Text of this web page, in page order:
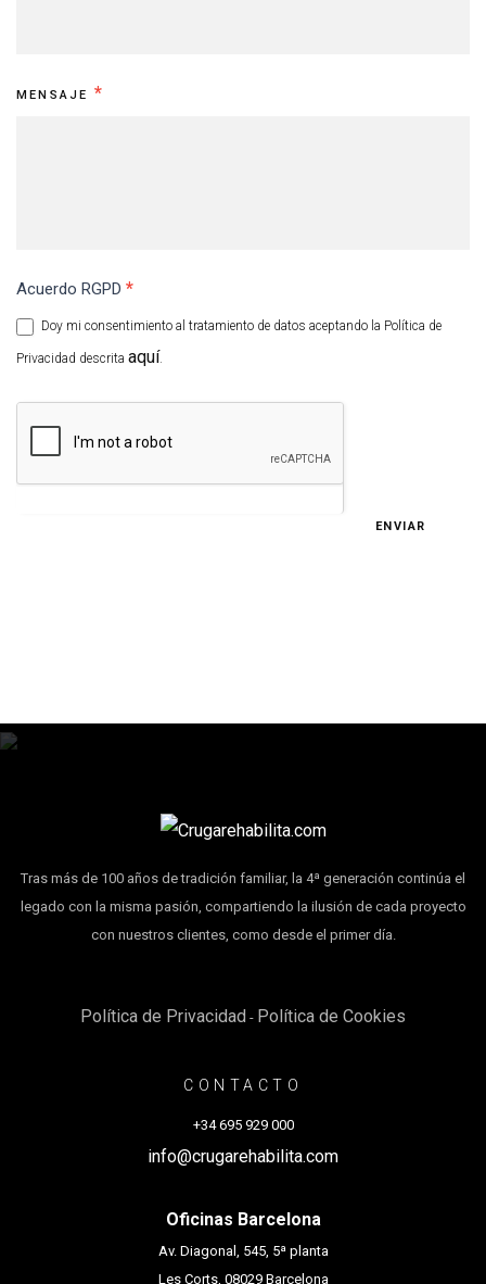
MENSAJE *
Acuerdo RGPD *
Privacidad descrita aquí
ENVIAR
Tras más de 100 años de tradición familiar, la 4ª generación continúa el
legado con la misma pasión, compartiendo la ilusión de cada proyecto
con nuestros clientes, como desde el primer día.
Política de Privacidad - Política de Cookies
CONTACTO
+34 695 929 000
info@crugarehabilita.com
Oficinas Barcelona
Av. Diagonal, 545, 5ª planta
Les Corts, 08029 Barcelona